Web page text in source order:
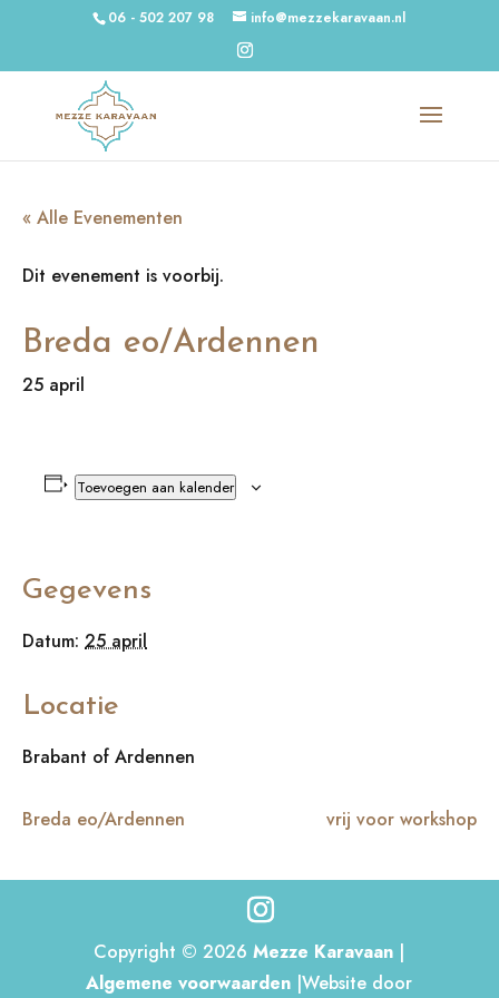
06 - 502 207 98 info@mezzekaravaan.nl
« Alle Evenementen
Dit evenement is voorbij.
Breda eo/Ardennen
25 april
Toevoegen aan kalender
Gegevens
Datum: 25 april
Locatie
Brabant of Ardennen
Breda eo/Ardennen vrij voor workshop
Copyright © 2026Mezze Karavaan |
Algemene voorwaarden |Website door